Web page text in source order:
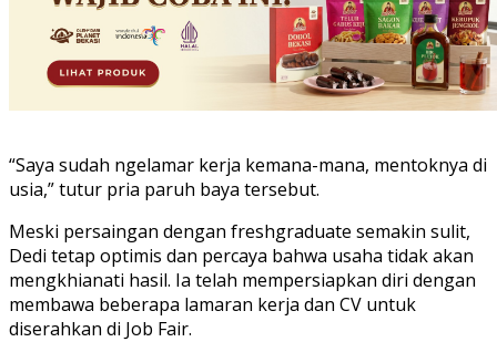
“Saya sudah ngelamar kerja kemana-mana, mentoknya di
usia,” tutur pria paruh baya tersebut.
Meski persaingan dengan freshgraduate semakin sulit,
Dedi tetap optimis dan percaya bahwa usaha tidak akan
mengkhianati hasil. Ia telah mempersiapkan diri dengan
membawa beberapa lamaran kerja dan CV untuk
diserahkan di Job Fair.